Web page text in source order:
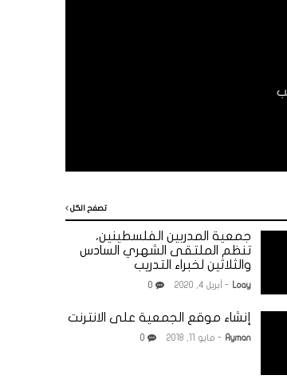
تصفح الكل
جمعية المدربين الفلسطينين،
تنظم الملتقى الشهري السادس
والثلاثين لخبراء التدريب
Loay - أبريل 4, 2020 0
إنشاء موقع الجمعية على الانترنت
Ayman - مايو 11, 2018 0